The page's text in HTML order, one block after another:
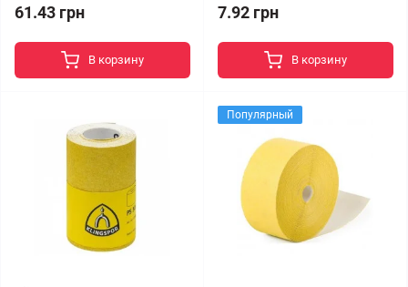
61.43 грн
В корзину
7.92 грн
В корзину
Популярный